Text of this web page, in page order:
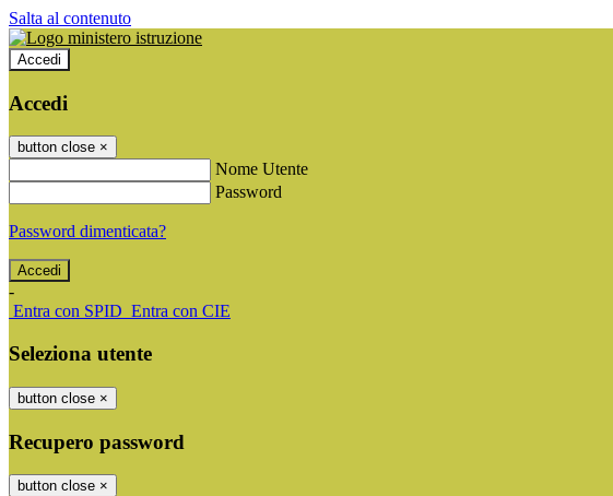
Salta al contenuto
Accedi
Accedi
button close ×
Nome Utente
Password
Password dimenticata?
-
Entra con SPID Entra con CIE
Seleziona utente
button close ×
Recupero password
button close ×